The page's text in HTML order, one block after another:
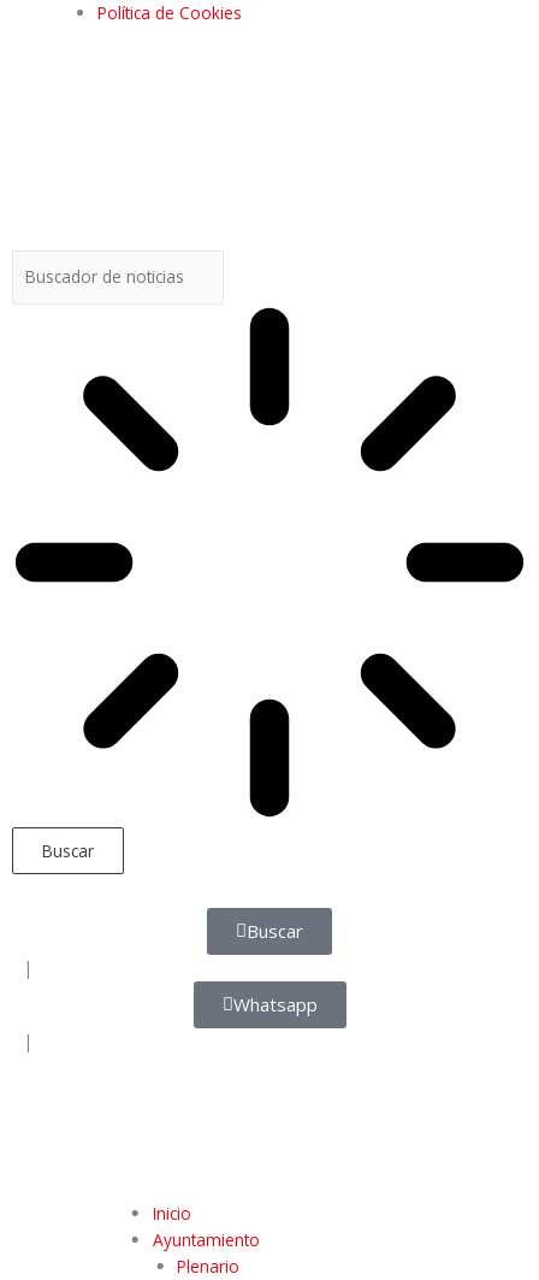
Política de Cookies
Buscar
Buscar
|
Whatsapp
|
Inicio
Ayuntamiento
Plenario